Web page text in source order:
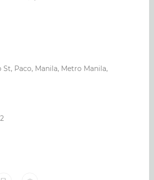
St, Paco, Manila, Metro Manila,